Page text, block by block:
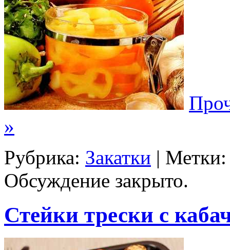
»
Рубрика: Закатки |
Обсуждение закрыто.
Стейки трески с